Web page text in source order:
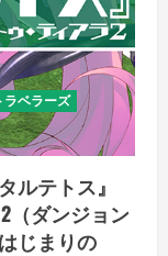
ラベラーズ
ルテトス』
（ダンジョン
じまりの